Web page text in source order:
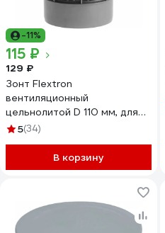
-11%
115 ₽
129 ₽
Зонт Flextron
вентиляционный
цельнолитой D 110 мм, для
внутренней канализации
5(34)
В корзину